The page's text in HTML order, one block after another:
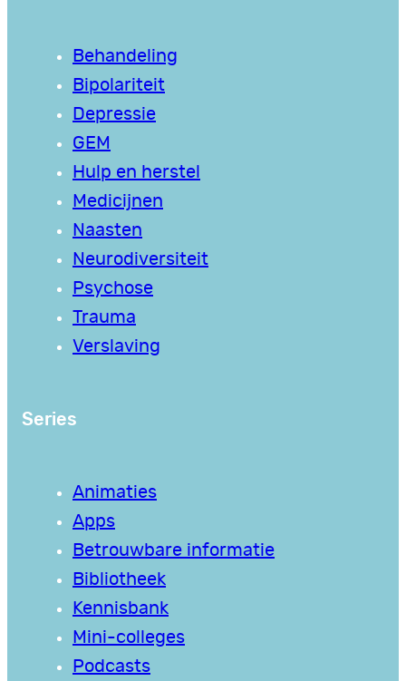
Behandeling
Bipolariteit
Depressie
GEM
Hulp en herstel
Medicijnen
Naasten
Neurodiversiteit
Psychose
Trauma
Verslaving
Series
Animaties
Apps
Betrouwbare informatie
Bibliotheek
Kennisbank
Mini-colleges
Podcasts